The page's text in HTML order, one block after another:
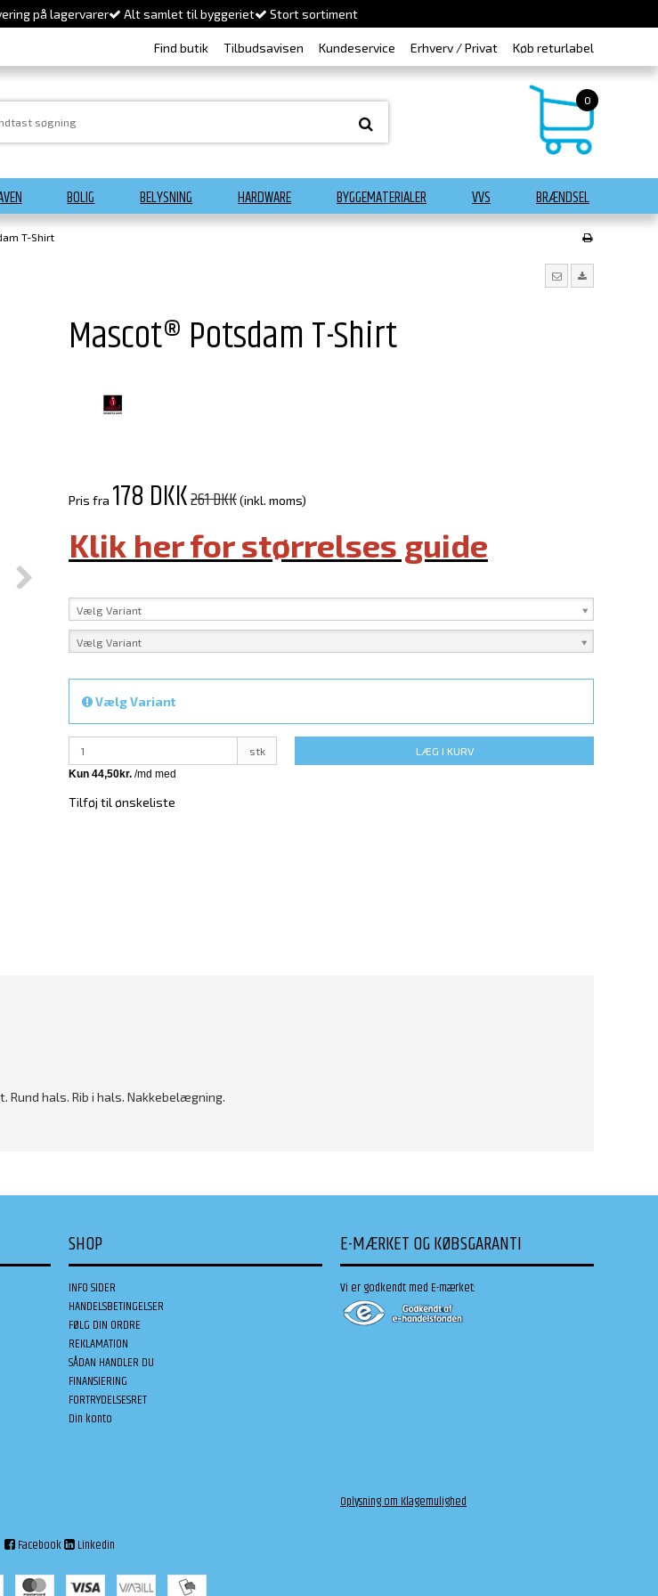
på lagervarer Alt samlet til byggeriet Stort sortiment
Find butik Tilbudsavisen Kundeservice Erhverv / Privat Køb returlabel
0
BOLIG BELYSNING HARDWARE BYGGEMATERIALER VVS BRÆNDSEL
T-Shirt
Mascot® Potsdam T-Shirt
Pris fra 178 DKK261 DKK(inkl. moms)
Klik her for størrelses guide
Vælg Variant
Vælg Variant
Vælg Variant
stk LÆG I KURV
Tilføj til ønskeliste
hals. Rib i hals. Nakkebelægning.
SHOP
INFO SIDER
HANDELSBETINGELSER
FØLG DIN ORDRE
REKLAMATION
SÅDAN HANDLER DU
FINANSIERING
FORTRYDELSESRET
Din konto
E-MÆRKET OG KØBSGARANTI
Vi er godkendt med E-mærket:
Oplysning om Klagemulighed
Facebook Linkedin